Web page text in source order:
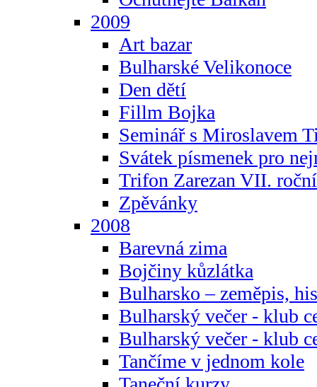
2009
Art bazar
Bulharské Velikonoce
Den dětí
Fillm Bojka
Seminář s Miroslavem
Svátek písmenek pro
Trifon Zarezan VII.
Zpěvánky
2008
Barevná zima
Bojčiny kůzlátka
Bulharsko – zeměpis,
Bulharský večer - klub
Bulharský večer - klub
Tančíme v jednom kole